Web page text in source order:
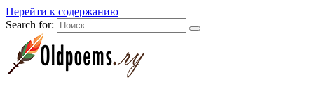
Перейти к содержанию
Search for: